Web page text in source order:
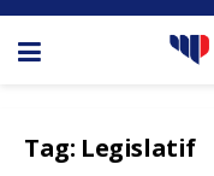
Tag: Legislatif